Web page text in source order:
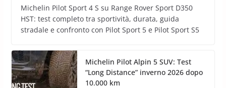
Michelin Pilot Sport 4 S su Range Rover Sport D350
HST: test completo tra sportività, durata, guida
stradale e confronto con Pilot Sport 5 e Pilot Sport S5
Michelin Pilot Alpin 5 SUV: Test
“Long Distance” inverno 2026 dopo
10.000 km